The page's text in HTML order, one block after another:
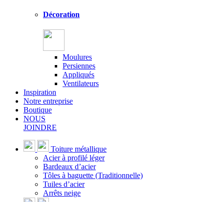
Décoration
Moulures
Persiennes
Appliqués
Ventilateurs
Inspiration
Notre entreprise
Boutique
NOUS
JOINDRE
Toiture métallique
Acier à profilé léger
Bardeaux d’acier
Tôles à baguette (Traditionnelle)
Tuiles d’acier
Arrêts neige